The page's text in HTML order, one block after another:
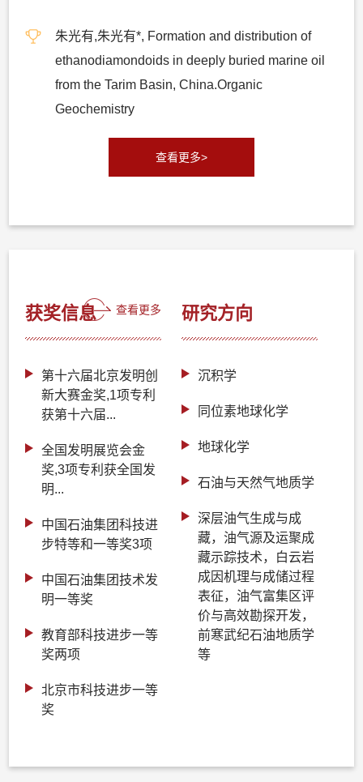
朱光有,朱光有*, Formation and distribution of
ethanodiamondoids in deeply buried marine oil
from the Tarim Basin, China.Organic
Geochemistry
查看更多>
获奖信息 查看更多
第十六届北京发明创
新大赛金奖,1项专利
获第十六届...
全国发明展览会金
奖,3项专利获全国发
明...
中国石油集团科技进
步特等和一等奖3项
中国石油集团技术发
明一等奖
教育部科技进步一等
奖两项
北京市科技进步一等
奖
研究方向
沉积学
同位素地球化学
地球化学
石油与天然气地质学
深层油气生成与成
藏，油气源及运聚成
藏示踪技术，白云岩
成因机理与成储过程
表征，油气富集区评
价与高效勘探开发，
前寒武纪石油地质学
等